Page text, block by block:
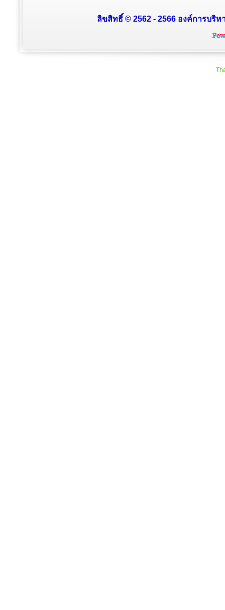
ลิขสิทธิ์ © 2562 - 2566 องค์การบริ